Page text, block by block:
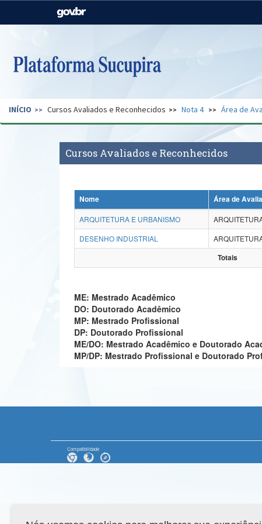
Casa Civil
Pecuária e Abastecimento
Secretaria de Governo Gabinete de Segurança
INÍCIO Cursos Avaliados e Reconhecidos Nota 4 Área de
Cursos Avaliados e Reconhecidos
Nome
Área de
ARQUITETURA E URBANISMO
DESENHO INDUSTRIAL
Totais
ME: Mestrado Acadêmico
DO: Doutorado Acadêmico
MP: Mestrado Profissional
DP: Doutorado Profissional
ME/DO: Mestrado Acadêmico e Doutorado
MP/DP: Mestrado Profissional e Doutorado
Compatibilidade